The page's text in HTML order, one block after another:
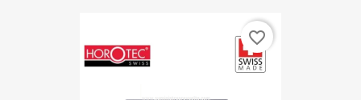
favorite_border